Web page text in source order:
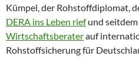
Kümpel, der Rohstoffdiplomat,
DERA ins Leben riefund seitdem
Wirtschaftsberaterauf
Rohstoffsicherung für